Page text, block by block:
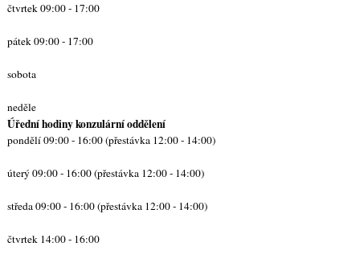
čtvrtek 09:00 - 17:00
pátek 09:00 - 17:00
sobota
neděle
Úřední hodiny konzulární oddělení
pondělí 09:00 - 16:00 (přestávka 12:00 - 14:00)
úterý 09:00 - 16:00 (přestávka 12:00 - 14:00)
středa 09:00 - 16:00 (přestávka 12:00 - 14:00)
čtvrtek 14:00 - 16:00